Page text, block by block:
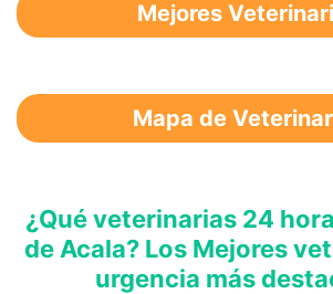
Mejores
Mapa de
¿Qué veterinarias 24
de Acala? Los Mejores
urgencia más